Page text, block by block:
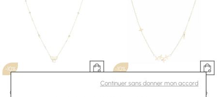
Continuer sans donner mon accord
-10%
Collier Zag Petalo en acier doré et
-10%
ZAG
Collier Zag Massimo en acier doré